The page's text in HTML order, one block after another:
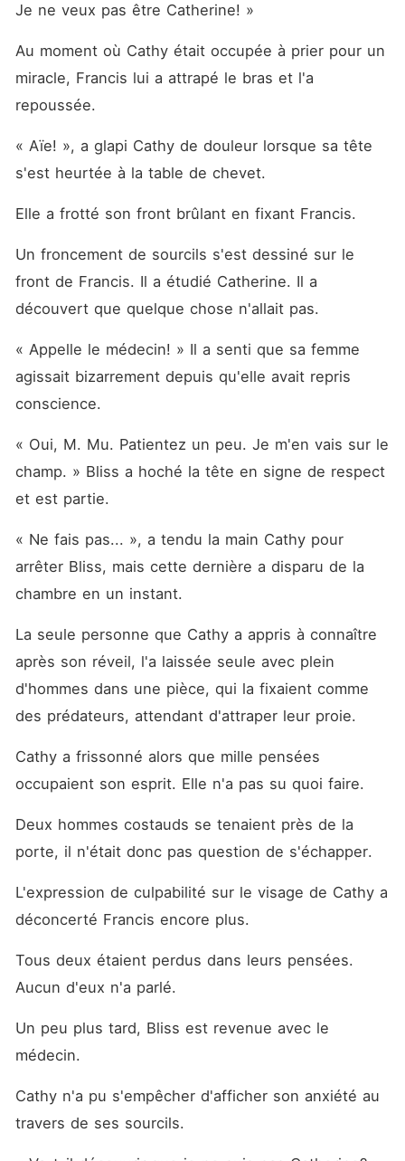
Je ne veux pas être Catherine! »
Au moment où Cathy était occupée à prier pour un
miracle, Francis lui a attrapé le bras et l'a
repoussée.
« Aïe! », a glapi Cathy de douleur lorsque sa tête
s'est heurtée à la table de chevet.
Elle a frotté son front brûlant en fixant Francis.
Un froncement de sourcils s'est dessiné sur le
front de Francis. Il a étudié Catherine. Il a
découvert que quelque chose n'allait pas.
« Appelle le médecin! » Il a senti que sa femme
agissait bizarrement depuis qu'elle avait repris
conscience.
« Oui, M. Mu. Patientez un peu. Je m'en vais sur le
champ. » Bliss a hoché la tête en signe de respect
et est partie.
« Ne fais pas... », a tendu la main Cathy pour
arrêter Bliss, mais cette dernière a disparu de la
chambre en un instant.
La seule personne que Cathy a appris à connaître
après son réveil, l'a laissée seule avec plein
d'hommes dans une pièce, qui la fixaient comme
des prédateurs, attendant d'attraper leur proie.
Cathy a frissonné alors que mille pensées
occupaient son esprit. Elle n'a pas su quoi faire.
Deux hommes costauds se tenaient près de la
porte, il n'était donc pas question de s'échapper.
L'expression de culpabilité sur le visage de Cathy a
déconcerté Francis encore plus.
Tous deux étaient perdus dans leurs pensées.
Aucun d'eux n'a parlé.
Un peu plus tard, Bliss est revenue avec le
médecin.
Cathy n'a pu s'empêcher d'afficher son anxiété au
travers de ses sourcils.